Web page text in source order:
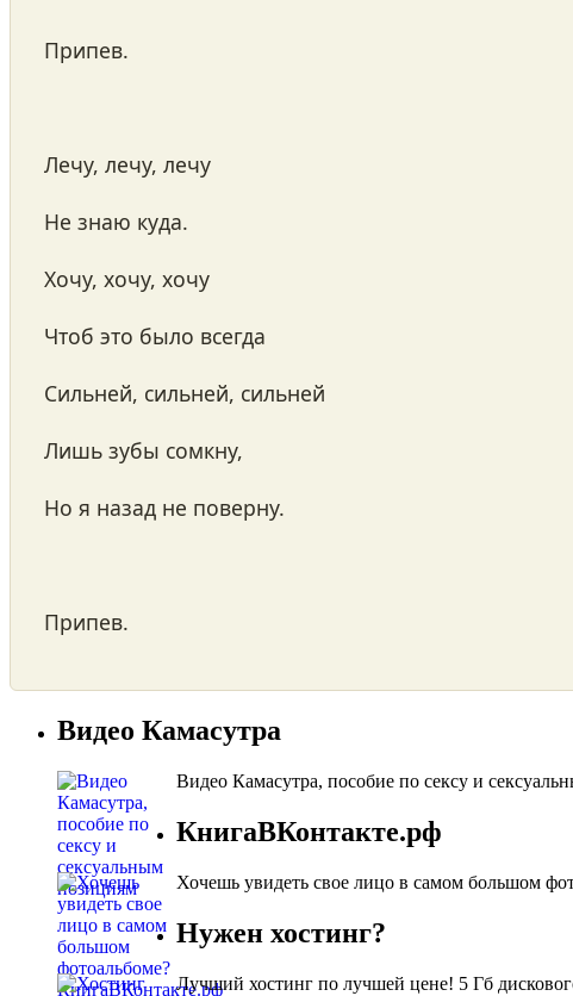
Припев.
Лечу, лечу, лечу
Не знаю куда.
Хочу, хочу, хочу
Чтоб это было всегда
Сильней, сильней, сильней
Лишь зубы сомкну,
Но я назад не поверну.
Припев.
Видео Камасутра
Видео Камасутра, пособие по сексу и
КнигаВКонтакте.рф
Хочешь увидеть свое лицо в самом большом
Нужен хостинг?
Лучший хостинг по лучшей цене! 5 Гб